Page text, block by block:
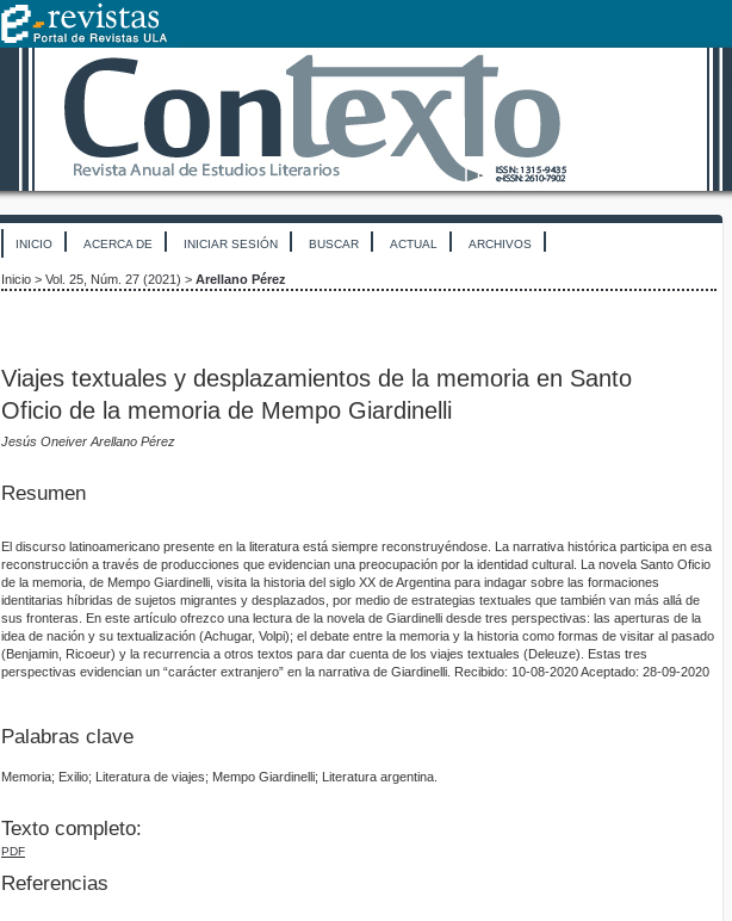
INICIO ACERCA DE INICIAR SESIÓN BUSCAR ACTUAL ARCHIVOS
Inicio > Vol. 25, Núm. 27 (2021) > Arellano Pérez
Viajes textuales y desplazamientos de la memoria en Santo
Oficio de la memoria de Mempo Giardinelli
Jesús Oneiver Arellano Pérez
Resumen
El discurso latinoamericano presente en la literatura está siempre reconstruyéndose. La narrativa histórica participa en esa
reconstrucción a través de producciones que evidencian una preocupación por la identidad cultural. La novela Santo Oficio
de la memoria, de Mempo Giardinelli, visita la historia del siglo XX de Argentina para indagar sobre las formaciones
identitarias híbridas de sujetos migrantes y desplazados, por medio de estrategias textuales que también van más allá de
sus fronteras. En este artículo ofrezco una lectura de la novela de Giardinelli desde tres perspectivas: las aperturas de la
idea de nación y su textualización (Achugar, Volpi); el debate entre la memoria y la historia como formas de visitar al pasado
(Benjamin, Ricoeur) y la recurrencia a otros textos para dar cuenta de los viajes textuales (Deleuze). Estas tres
perspectivas evidencian un “carácter extranjero” en la narrativa de Giardinelli. Recibido: 10-08-2020 Aceptado: 28-09-2020
Palabras clave
Memoria; Exilio; Literatura de viajes; Mempo Giardinelli; Literatura argentina.
Texto completo:
PDF
Referencias